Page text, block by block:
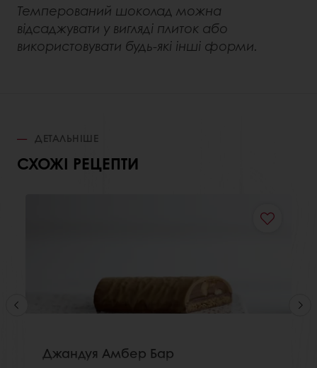
Темперований шоколад можна
відсаджувати у вигляді плиток або
використовувати будь-які інші форми.
ДЕТАЛЬНІШЕ
СХОЖІ РЕЦЕПТИ
Джандуя Амбер Бар